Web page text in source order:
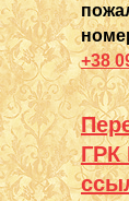
+38
ГРК